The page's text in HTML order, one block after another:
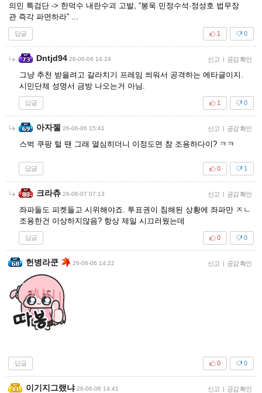
의민 특검단 -> 한덕수 내란수괴 고발, “봉욱 민정수석·정성호 법무장
관 즉각 파면하라” ...
답글 0
1
Dntjd94 26-06-06 14:24 신고 | 공감 확인
그냥 추천 받을려고 갈라치기 프레임 씌워서 공격하는 에타글이지.
시민단체 성명서 금방 나오는거 아님.
답글 0
1
아자젤 26-06-06 15:41 신고 | 공감 확인
스벅 쿠팡 털 땐 그래 열심히더니 이정도면 참 조용하다이? ㅋㅋ
답글 1
0
크라츄 26-06-07 07:13 신고 | 공감 확인
좌파들도 피켓들고 시위해야죠. 투표권이 침해된 상황에 좌파만 ㅈㄴ
조용한건 이상하지않음? 항상 제일 시끄러웠는데
답글 0
0
헌병라쿤 26-06-06 14:22 신고 | 공감 확인
답글 0
0
이기지그랬냐 26-06-06 14:41 신고 | 공감 확인